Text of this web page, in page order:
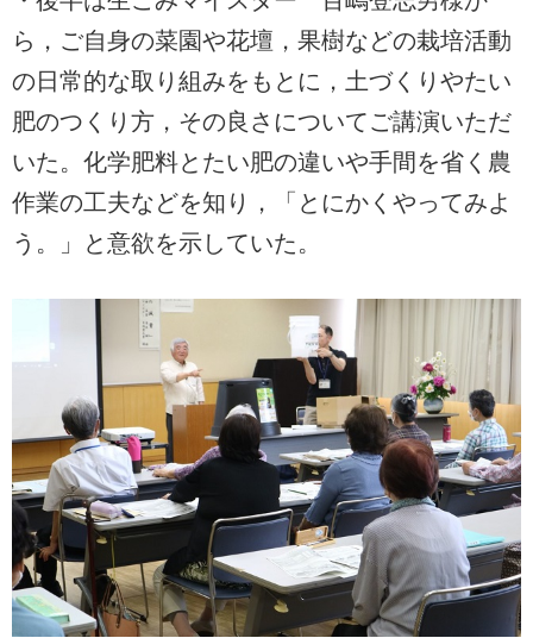
ら，ご自身の菜園や花壇，果樹などの栽培活動
の日常的な取り組みをもとに，土づくりやたい
肥のつくり方，その良さについてご講演いただ
いた。化学肥料とたい肥の違いや手間を省く農
作業の工夫などを知り，「とにかくやってみよ
う。」と意欲を示していた。